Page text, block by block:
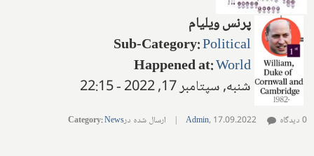
پرنس ویلیام
Sub-Category:Political
Happened at:World
شنبه, سپتامبر 17, 2022 - 22:15
Admin, 17.09.2022
| ارسال شده در Category:News 0 دیدگاه